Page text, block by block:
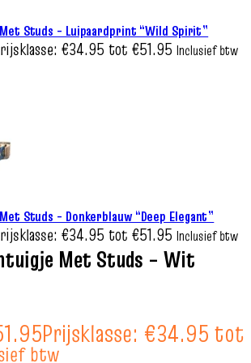
Studs – Luipaardprint “Wild Spirit”
€34.95 tot €51.95 Inclusief btw
Studs – Donkerblauw “Deep Elegant”
€34.95 tot €51.95 Inclusief btw
Met Studs – Wit
Prijsklasse: €34.95 tot
btw